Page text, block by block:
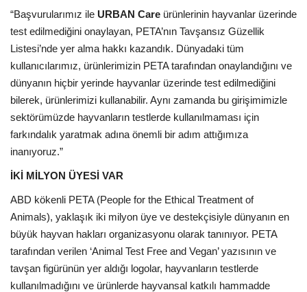
“Başvurularımız ile URBAN Care ürünlerinin hayvanlar üzerinde
test edilmediğini onaylayan, PETA’nın Tavşansız Güzellik
Listesi’nde yer alma hakkı kazandık. Dünyadaki tüm
kullanıcılarımız, ürünlerimizin PETA tarafından onaylandığını ve
dünyanın hiçbir yerinde hayvanlar üzerinde test edilmediğini
bilerek, ürünlerimizi kullanabilir. Aynı zamanda bu girişimimizle
sektörümüzde hayvanların testlerde kullanılmaması için
farkındalık yaratmak adına önemli bir adım attığımıza
inanıyoruz.”
İKİ MİLYON ÜYESİ VAR
ABD kökenli PETA (People for the Ethical Treatment of
Animals), yaklaşık iki milyon üye ve destekçisiyle dünyanın en
büyük hayvan hakları organizasyonu olarak tanınıyor. PETA
tarafından verilen ‘Animal Test Free and Vegan’ yazısının ve
tavşan figürünün yer aldığı logolar, hayvanların testlerde
kullanılmadığını ve ürünlerde hayvansal katkılı hammadde